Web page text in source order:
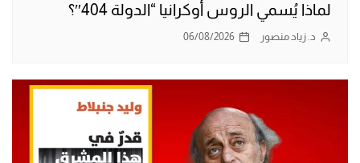
لماذا يُسمي الروس أوكرانيا “الدولة 404″؟
د. زياد منصور 06/08/2026